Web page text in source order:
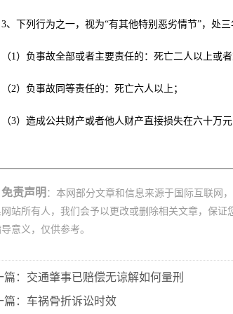
3、下列行为之一，视为“有其他特别恶劣情节”，处三
（1）负事故全部或者主要责任的：死亡二人以上或者
（2）负事故同等责任的：死亡六人以上；
（3）造成公共财产或者他人财产直接损失在六十万
免责声明 ：本网部分文章和信息来源于国际互联网
站所有人，我们会予以更改或删除相关文章，保
意义，仅供参考。
篇：交通肇事已赔偿无谅解如何量刑
篇：车祸骨折诉讼时效